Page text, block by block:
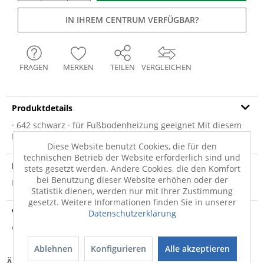
IN IHREM CENTRUM VERFÜGBAR?
VERGLEICHEN
FRAGEN MERKEN TEILEN
Produktdetails
· 642 schwarz · für Fußbodenheizung geeignet Mit diesem
Fellteppich lässt sich jedes Interieur...
Produktsicherheit
Produktsicherheit
Versandinfo
Weitere Informationen zum Versand...
Diese Website benutzt Cookies, die für den
technischen Betrieb der Website erforderlich sind und
stets gesetzt werden. Andere Cookies, die den Komfort
bei Benutzung dieser Website erhöhen oder der
Statistik dienen, werden nur mit Ihrer Zustimmung
gesetzt. Weitere Informationen finden Sie in unserer
Datenschutzerklärung
Ablehnen Konfigurieren Alle akzeptieren